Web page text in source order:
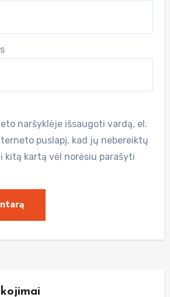
naršyklėje išsaugoti vardą, el.
puslapį, kad jų nebereiktų
kitą kartą vėl norėsiu parašyti